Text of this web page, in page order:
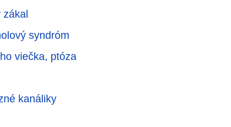
syndróm
viečka, ptóza
kanáliky